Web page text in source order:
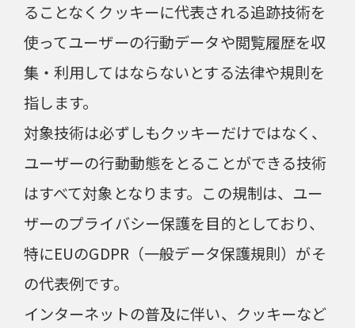
ることなくクッキーに代表される追跡技術を
使ってユーザーの行動データや閲覧履歴を収
集・利用してはならないとする法律や規則を
指します。
対象技術は必ずしもクッキーだけではなく、
ユーザーの行動動態をとることができる技術
はすべて対象となります。この規制は、ユー
ザーのプライバシー保護を目的としており、
特にEUのGDPR（一般データ保護規則）がそ
の代表例です。
インターネットの普及に伴い、クッキーなど